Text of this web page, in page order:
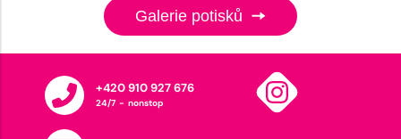
Galerie potisků
+420 910 927 676
24/7 - nonstop